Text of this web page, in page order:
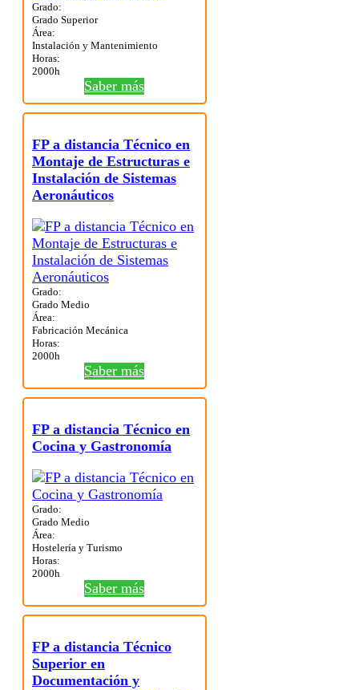
Grado:
Grado Superior
Área:
Instalación y Mantenimiento
Horas:
2000h
Saber más
FP a distancia Técnico en
Montaje de Estructuras e
Instalación de Sistemas
Aeronáuticos
Grado:
Grado Medio
Área:
Fabricación Mecánica
Horas:
2000h
Saber más
FP a distancia Técnico en
Cocina y Gastronomía
Grado:
Grado Medio
Área:
Hostelería y Turismo
Horas:
2000h
Saber más
FP a distancia Técnico
Superior en
Documentación y